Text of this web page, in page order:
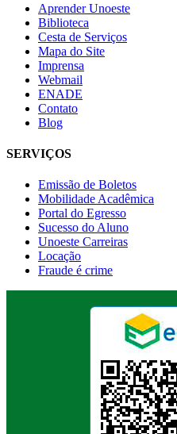
Aprender Unoeste
Biblioteca
Cesta de Serviços
Mapa do Site
Imprensa
Webmail
ENADE
Contato
Blog
SERVIÇOS
Emissão de Boletos
Mobilidade Acadêmica
Portal do Egresso
Sucesso do Aluno
Unoeste Carreiras
Locação
Fraude é crime